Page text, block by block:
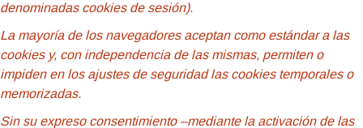
denominadas cookies de sesión).
La mayoría de los navegadores aceptan como estándar a las
cookies y, con independencia de las mismas, permiten o
impiden en los ajustes de seguridad las cookies temporales o
memorizadas.
Sin su expreso consentimiento –mediante la activación de las